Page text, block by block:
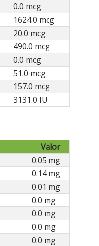
0.0 mcg
1624.0 mcg
20.0 mcg
490.0 mcg
0.0 mcg
51.0 mcg
157.0 mcg
3131.0 IU
Valor
0.05 mg
0.14 mg
0.01 mg
0.0 mg
0.0 mg
0.0 mg
0.0 mg